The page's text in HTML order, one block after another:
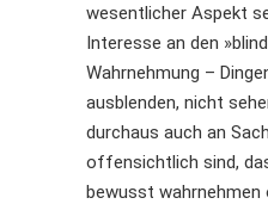
wesentlicher Aspekt
Interesse an den
Wahrnehmung –
ausblenden, nicht
durchaus auch an
offensichtlich sind,
bewusst wahrnehmen